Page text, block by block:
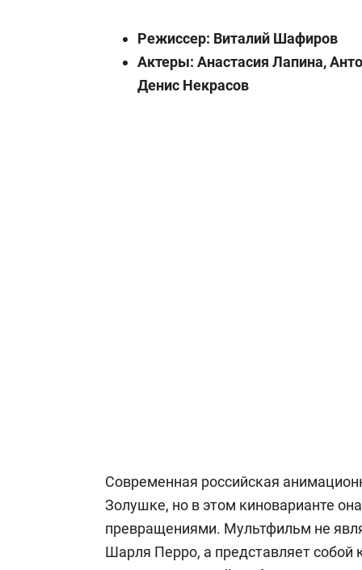
Режиссер: Виталий Шафиров
Актеры: Анастасия Лапина,
Денис Некрасов
Современная российская
Золушке, но в этом киноварианте
превращениями. Мультфильм не
Шарля Перро, а представляет